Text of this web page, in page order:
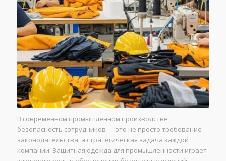
В современном промышленном производстве
безопасность сотрудников — это не просто требование
законодательства, а стратегическая задача каждой
компании. Защитная одежда для промышленности играет